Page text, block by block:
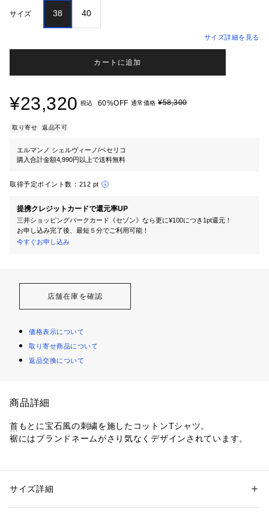
サイズ 38 40
サイズ詳細を見る
カートに追加
¥23,320 税込 60%OFF 通常価格 ¥58,300
取り寄せ 返品不可
エルマンノ シェルヴィーノ/ペセリコ
購入合計金額4,990円以上で送料無料
取得予定ポイント数： 212 pt
提携クレジットカードで還元率UP
三井ショッピングパークカード《セゾン》なら更に¥100につき1pt還元！
お申し込み完了後、最短５分でご利用可能！
今すぐお申し込み
店舗在庫を確認
価格表示について
取り寄せ商品について
返品交換について
商品詳細
首もとに宝石風の刺繍を施したコットンTシャツ。
裾にはブランドネームがさり気なくデザインされています。
Ermanno Firenze（エルマンノ フィレンツェ）
性別：レディース
素材：綿100％
サイズ詳細